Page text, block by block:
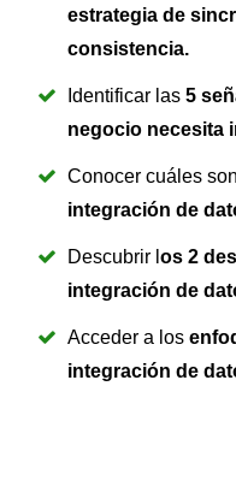
estrategia de
consistencia.
Identificar las 5
negocio necesita
Conocer cuáles son
integración de
Descubrir l os 2
integración de
Acceder a los
integración de